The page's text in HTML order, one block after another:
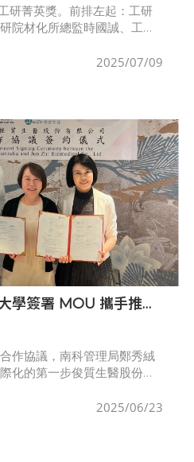
研菁英獎。前排左起：工研
院材化所總監時國誠、工研
電光所組長許世玄、工研院
2025/07/09
署 MOU 攜手推動
國際化
作協議，南科管理局鄭秀絨
化的第一步俊質生醫股份有
2025/06/23